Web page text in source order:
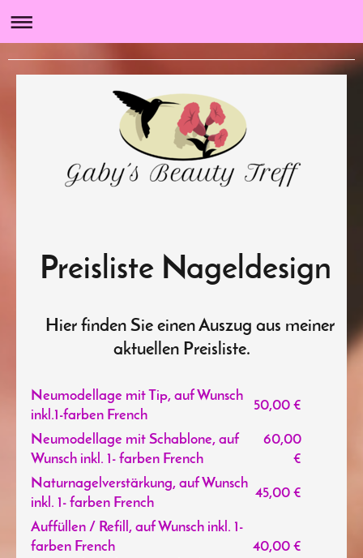
Preisliste Nageldesign
Hier finden Sie einen Auszug aus meiner
aktuellen Preisliste.
Neumodellage mit Tip, auf Wunsch
inkl.1-farben French
50,00 €
Neumodellage mit Schablone, auf
Wunsch inkl. 1- farben French
60,00
€
Naturnagelverstärkung, auf Wunsch
inkl. 1- farben French
45,00 €
Auffüllen / Refill, auf Wunsch inkl. 1-
farben French
40,00 €